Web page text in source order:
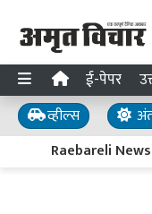
ई-पेपर
व्हील्स
Raebareli News: